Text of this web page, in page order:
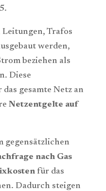
Leitungen, Trafos
werden,
beziehen als
Diese
gesamte Netz an
Netzentgelte auf
gegensätzlichen
nach Gas
für das
Dadurch steigen